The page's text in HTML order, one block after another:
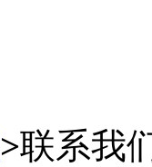
>联系我